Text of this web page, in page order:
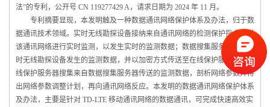
法”的专利，公开号 CN 119277429 A，请求日期为 2024 年 11 月。
专利摘要显现，本发明触及一种数据通讯网络保护体系及办法，归于数
据通讯技术领域。实时无线勘探设备接纳来自通讯网络的检测保护指令，对
该通讯网络进行实时监测，以发生实时的监测数据；数据搜集服务器接纳实
时无线勘探设备发生的监测数据，并以加密方式传送至在线保护服务器；在
线保护服务器搜集来自数据搜集服务器传送的监测数据，剖析网络参数并得
出网络参数调整计划，再向通讯网络反应。本发明的数据通讯网络保护体系
及办法，主要是针对 TD‑LTE 移动通讯网络的数据通讯，可完成快速高效实